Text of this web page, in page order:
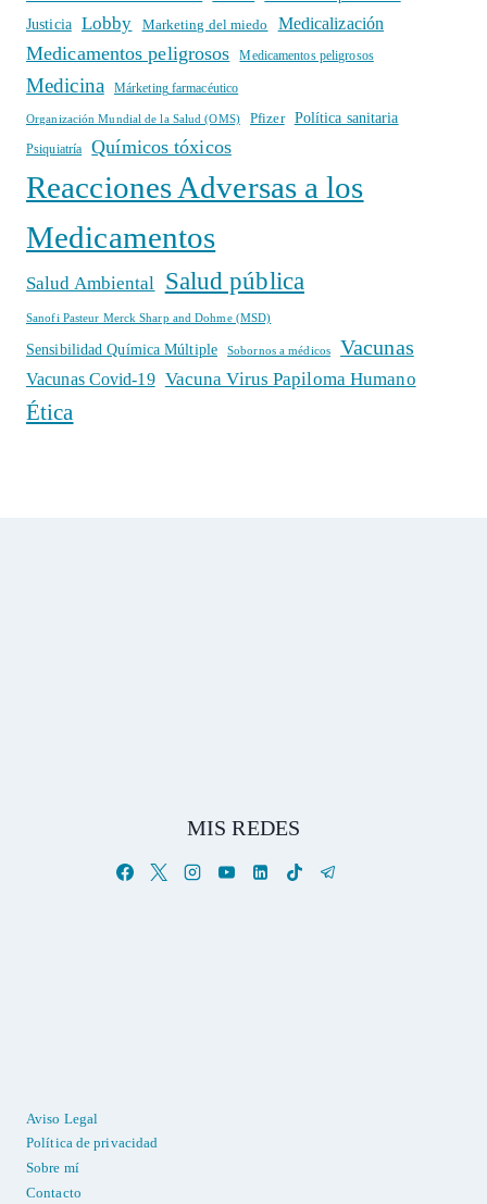
Justicia
Lobby Marketing del miedo Medicalización
Medicamentos peligrosos Medicamentos peligrosos
Medicina Márketing farmacéutico
Organización Mundial de la Salud (OMS) Pfizer Política sanitaria
Psiquiatría Químicos tóxicos
Reacciones Adversas a los
Medicamentos
Salud Ambiental Salud pública
Sanofi Pasteur Merck Sharp and Dohme (MSD)
Sensibilidad Química Múltiple Sobornos a médicos Vacunas
Vacunas Covid-19 Vacuna Virus Papiloma Humano
Ética
MIS REDES
Aviso Legal
Política de privacidad
Sobre mí
Contacto